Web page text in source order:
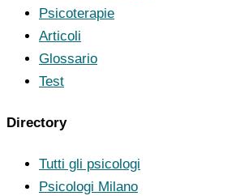
Psicoterapie
Articoli
Glossario
Test
Directory
Tutti gli psicologi
Psicologi Milano